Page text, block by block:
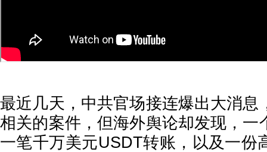
最近几天，中共官场接连爆出大消息
相关的案件，但海外舆论却发现，一
一笔千万美元USDT转账，以及一份